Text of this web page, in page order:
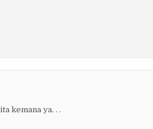
kemana ya. . .